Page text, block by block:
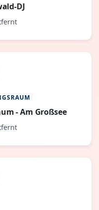
DJ
- Am Großsee